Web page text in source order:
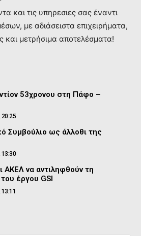
και τις υπηρεσιες σας έναντι
με αδιάσειστα επιχειρήματα,
και μετρήσιμα αποτελέσματα!
53χρονου στη Πάφο –
Συμβούλιο ως άλλοθι της
να αντιληφθούν τη
έργου GSI